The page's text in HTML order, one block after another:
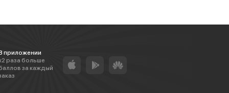
приложении
раза больше
за каждый